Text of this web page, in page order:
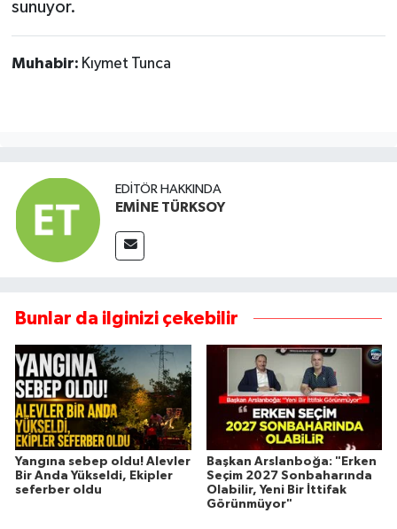
sunuyor.
Muhabir: Kıymet Tunca
EDITÖR HAKKINDA
EMİNE TÜRKSOY
Bunlar da ilginizi çekebilir
Yangına sebep oldu! Alevler
Bir Anda Yükseldi, Ekipler
seferber oldu
Başkan Arslanboğa: "Erken
Seçim 2027 Sonbaharında
Olabilir, Yeni Bir İttifak
Görünmüyor"